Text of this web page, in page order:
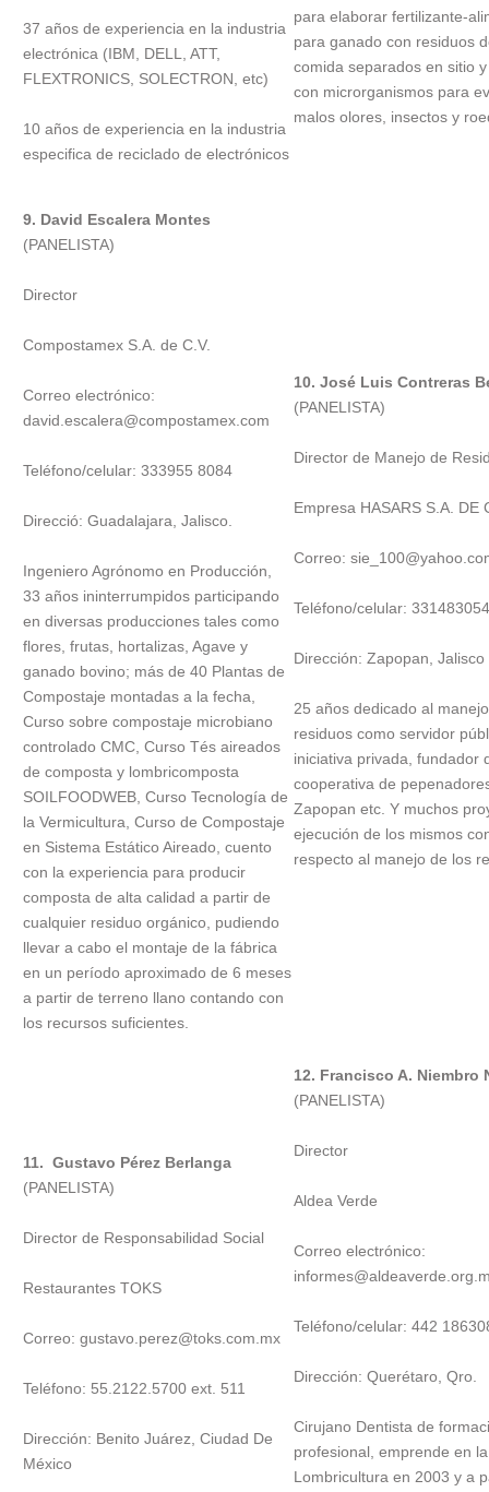
37 años de experiencia en la industria
electrónica (IBM, DELL, ATT,
FLEXTRONICS, SOLECTRON, etc)
10 años de experiencia en la industria
especifica de reciclado de electrónicos
para elaborar fertilizante-
para ganado con residuos
comida separados en sitio
con microrganismos para
malos olores, insectos y
9. David Escalera Montes
(PANELISTA)
Director
Compostamex S.A. de C.V.
Correo electrónico:
david.escalera@compostamex.com
Teléfono/celular: 333955 8084
Direcció: Guadalajara, Jalisco.
Ingeniero Agrónomo en Producción,
33 años ininterrumpidos participando
en diversas producciones tales como
flores, frutas, hortalizas, Agave y
ganado bovino; más de 40 Plantas de
Compostaje montadas a la fecha,
Curso sobre compostaje microbiano
controlado CMC, Curso Tés aireados
de composta y lombricomposta
SOILFOODWEB, Curso Tecnología de
la Vermicultura, Curso de Compostaje
en Sistema Estático Aireado, cuento
con la experiencia para producir
composta de alta calidad a partir de
cualquier residuo orgánico, pudiendo
llevar a cabo el montaje de la fábrica
en un período aproximado de 6 meses
a partir de terreno llano contando con
los recursos suficientes.
10. José Luis Contreras
(PANELISTA)
Director de Manejo de
Empresa HASARS S.A. DE
Correo:
Teléfono/celular:
Dirección: Zapopan, Jalisco
25 años dedicado al
residuos como servidor
iniciativa privada, fundador
cooperativa de
Zapopan etc. Y muchos
ejecución de los mismos
respecto al manejo de los
11. Gustavo Pérez Berlanga
(PANELISTA)
Director de Responsabilidad Social
Restaurantes TOKS
Correo: gustavo.perez@toks.com.mx
Teléfono: 55.2122.5700 ext. 511
Dirección: Benito Juárez, Ciudad De
México
12. Francisco A. Niembro
(PANELISTA)
Director
Aldea Verde
Correo electrónico:
Teléfono/celular: 442
Dirección: Querétaro, Qro.
Cirujano Dentista de
profesional, emprende en la
Lombricultura en 2003 y a